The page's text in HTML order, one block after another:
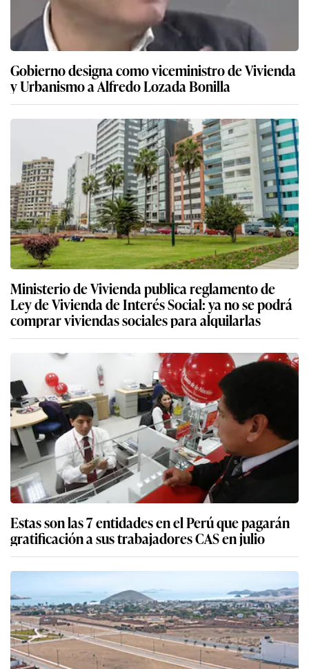
Gobierno designa como viceministro de Vivienda
y Urbanismo a Alfredo Lozada Bonilla
Ministerio de Vivienda publica reglamento de
Ley de Vivienda de Interés Social: ya no se podrá
comprar viviendas sociales para alquilarlas
Estas son las 7 entidades en el Perú que pagarán
gratificación a sus trabajadores CAS en julio